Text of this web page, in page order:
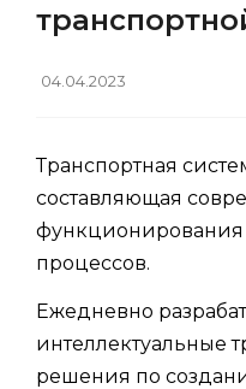
04.04.2023
Транспортная
составляющая
процессов.
Ежедневно
интеллектуальные
решения по